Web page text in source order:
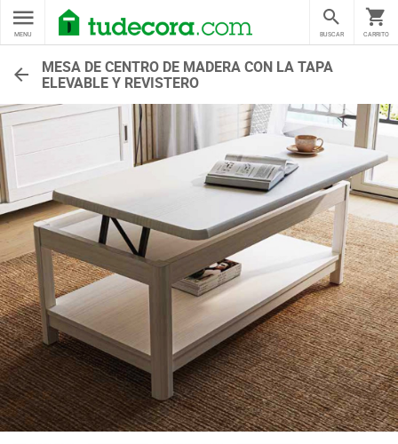
MENU CARRITO
BUSCAR
MESA DE CENTRO DE MADERA CON LA TAPA
ELEVABLE Y REVISTERO